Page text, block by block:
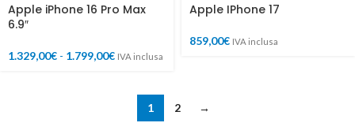
Apple iPhone 16 Pro Max
6.9″
1.329,00€ - 1.799,00€ IVA inclusa
Apple IPhone 17
859,00€ IVA inclusa
1 2 →